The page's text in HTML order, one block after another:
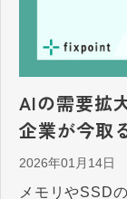
AIの需要拡
企業が今取
2026年01月14日
メモリやSSD